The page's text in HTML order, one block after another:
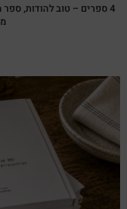
4 ספרים – טוב להודות,